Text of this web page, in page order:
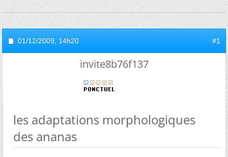
01/12/2009, 14h20 #1
invite8b76f137
les adaptations morphologiques
des ananas